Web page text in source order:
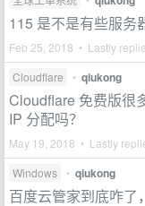
115 是不是有些服务
Feb 25, 2018 • Lastly
Cloudflare • qiukong
Cloudflare 免费版很
IP 分配吗？
May 19, 2018 • Lastly
Windows • qiukong
百度云管家到底咋了